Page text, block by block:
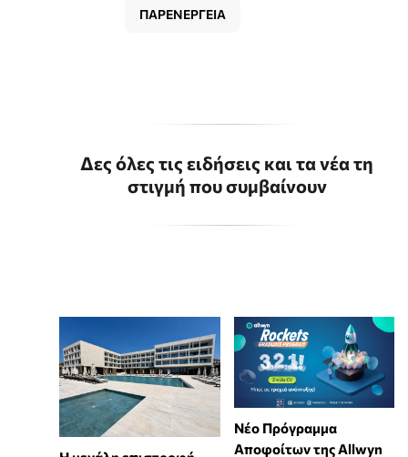
ΠΑΡΕΝΕΡΓΕΙΑ
Δες όλες τις ειδήσεις και τα νέα τη
στιγμή που συμβαίνουν
Νέο Πρόγραμμα
Αποφοίτων της Allwyn